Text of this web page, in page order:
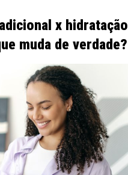
x hidratação
muda de verdade?